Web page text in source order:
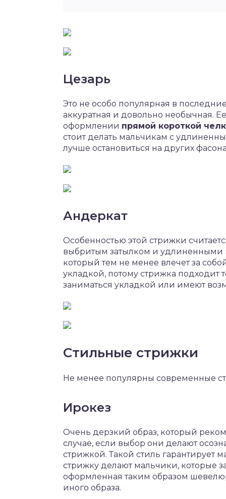
Цезарь
Это не особо популярная в
аккуратная и довольно необычная.
оформлении прямой короткой
стоит делать мальчикам с
лучше остановиться на других
Андеркат
Особенностью этой стрижки
выбритым затылком и удлиненными
который тем не менее влечет за
укладкой, потому стрижка подходит
заниматься укладкой или имеют
Стильные стрижки
Не менее популярны современные
Ирокез
Очень дерзкий образ, который
случае, если выбор они делают
стрижкой. Такой стиль гарантирует
стрижку делают мальчики, которые
оформленная таким образом
иного образа.